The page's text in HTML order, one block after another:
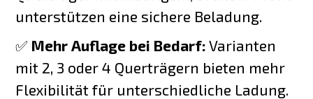
unterstützen eine sichere Beladung.
✅ Mehr Auflage bei Bedarf: Varianten
mit 2, 3 oder 4 Querträgern bieten mehr
Flexibilität für unterschiedliche Ladung.